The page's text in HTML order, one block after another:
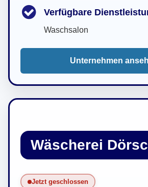
Verfügbare
Waschsalon
Unternehmen
Wäscherei
Jetzt geschlossen